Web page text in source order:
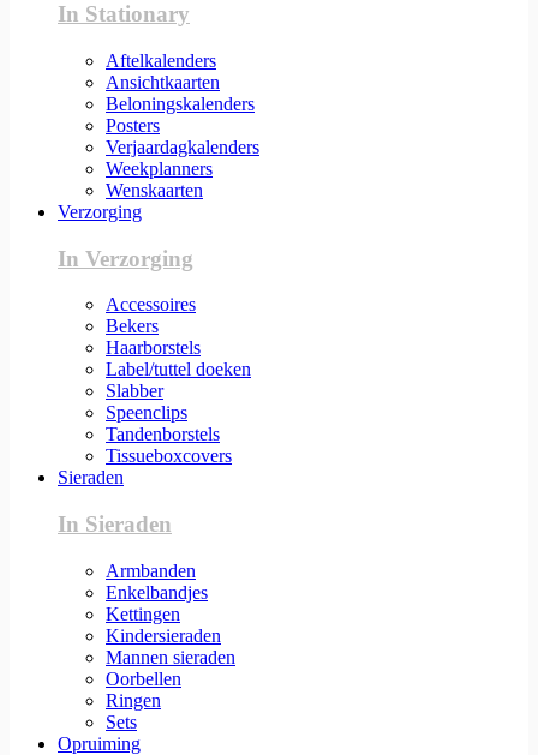
In Stationary
Aftelkalenders
Ansichtkaarten
Beloningskalenders
Posters
Verjaardagkalenders
Weekplanners
Wenskaarten
Verzorging
In Verzorging
Accessoires
Bekers
Haarborstels
Label/tuttel doeken
Slabber
Speenclips
Tandenborstels
Tissueboxcovers
Sieraden
In Sieraden
Armbanden
Enkelbandjes
Kettingen
Kindersieraden
Mannen sieraden
Oorbellen
Ringen
Sets
Opruiming